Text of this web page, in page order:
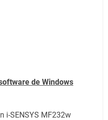
de Windows
i-SENSYS MF232w